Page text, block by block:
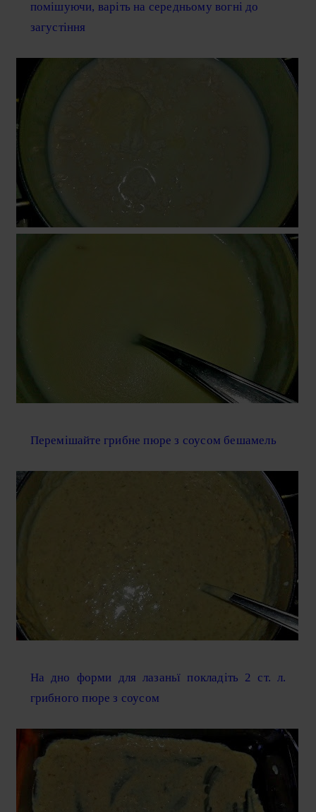
помішуючи, варіть на середньому вогні до
загустіння
Перемішайте грибне пюре з соусом бешамель
На дно форми для лазаньї покладіть 2 ст. л.
грибного пюре з соусом